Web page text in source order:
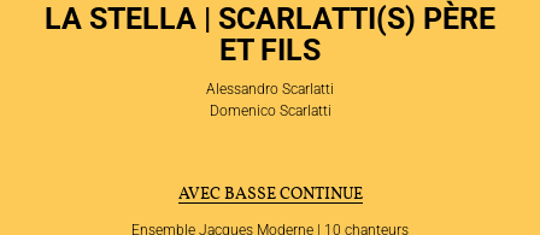
LA STELLA | SCARLATTI(S) PÈRE
ET FILS
Alessandro Scarlatti
Domenico Scarlatti
AVEC BASSE CONTINUE
Ensemble Jacques Moderne | 10 chanteurs